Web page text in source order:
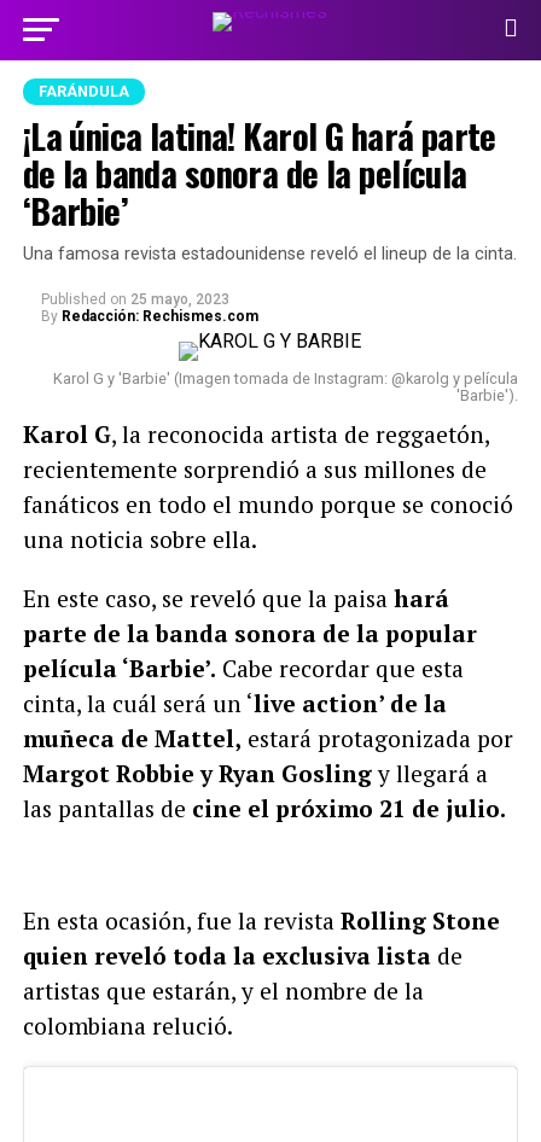
FARÁNDULA
¡La única latina! Karol G hará parte
de la banda sonora de la película
‘Barbie’
Una famosa revista estadounidense reveló el lineup de la cinta.
Published on 25 mayo, 2023
By Redacción: Rechismes.com
Karol G y 'Barbie' (Imagen tomada de Instagram: @karolg y película
'Barbie').
Karol G, la reconocida artista de reggaetón,
recientemente sorprendió a sus millones de
fanáticos en todo el mundo porque se conoció
una noticia sobre ella.
En este caso, se reveló que la paisa hará
parte de la banda sonora de la popular
película ‘Barbie’. Cabe recordar que esta
cinta, la cuál será un ‘live action’ de la
muñeca de Mattel, estará protagonizada por
Margot Robbie y Ryan Goslingy llegará a
las pantallas de cine el próximo 21 de julio.
En esta ocasión, fue la revista Rolling Stone
quien reveló toda la exclusiva listade
artistas que estarán, y el nombre de la
colombiana relució.